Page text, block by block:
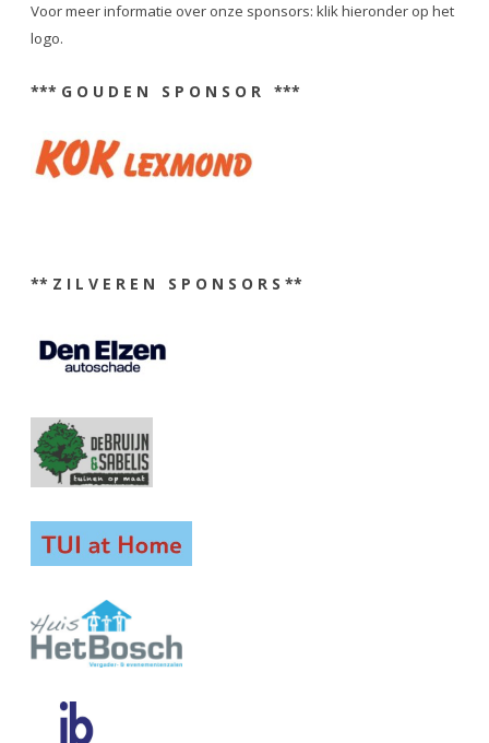
Voor meer informatie over onze sponsors: klik hieronder op het
logo.
*** G O U D E N S P O N S O R ***
** Z I L V E R E N S P O N S O R S **